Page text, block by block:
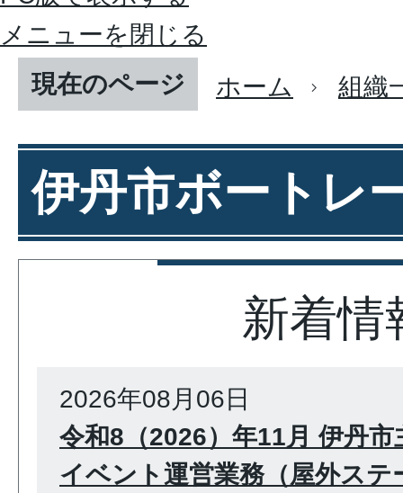
メニューを閉じる
現在のページ
ホーム 組織
伊丹市ボートレ
新着情
2026年08月06日
令和8（2026）年11月 伊丹
イベント運営業務（屋外ステ